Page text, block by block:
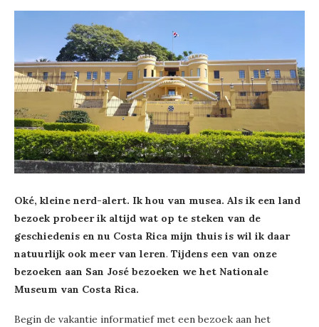
Oké, kleine nerd-alert. Ik hou van musea. Als ik een land
bezoek probeer ik altijd wat op te steken van de
geschiedenis en nu Costa Rica mijn thuis is wil ik daar
natuurlijk ook meer van leren. Tijdens een van onze
bezoeken aan San José bezoeken we het Nationale
Museum van Costa Rica.
Begin de vakantie informatief met een bezoek aan het